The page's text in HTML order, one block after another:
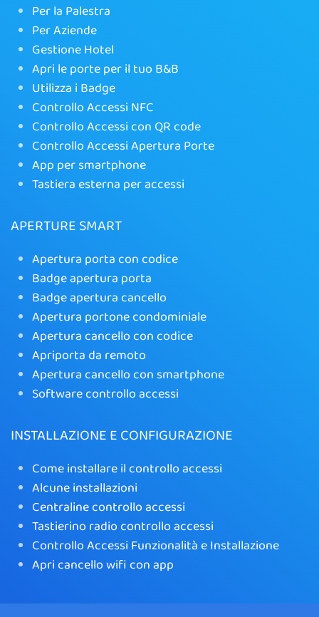
Per la Palestra
Per Aziende
Gestione Hotel
Apri le porte per il tuo B&B
Utilizza i Badge
Controllo Accessi NFC
Controllo Accessi con QR code
Controllo Accessi Apertura Porte
App per smartphone
Tastiera esterna per accessi
APERTURE SMART
Apertura porta con codice
Badge apertura porta
Badge apertura cancello
Apertura portone condominiale
Apertura cancello con codice
Apriporta da remoto
Apertura cancello con smartphone
Software controllo accessi
INSTALLAZIONE E CONFIGURAZIONE
Come installare il controllo accessi
Alcune installazioni
Centraline controllo accessi
Tastierino radio controllo accessi
Controllo Accessi Funzionalità e Installazione
Apri cancello wifi con app